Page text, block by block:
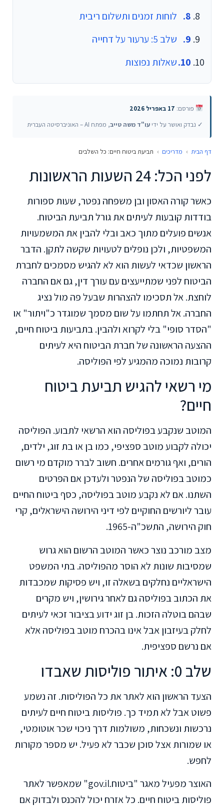
לוחות זמנים ותשלום ריבית
שלב 5: ערעור על דחייה
שאלות נפוצות
פורסם: 17 באפריל 2026
✓ נבדק ואושר על ידי עו"ד משה טייב, מפתח AI – האוניברסיטה העברית
דף הבית › מדריכים › תביעת ביטוח חיים: כל השלבים
לפני הכל: 24 השעות הראשונות
כאשר קורה האסון ובן משפחה נפטר, שעות ספורות
בודדות קובעות לעיתים את גורל תביעת הביטוח.
אנשים פועלים מתוך כאב ובלי להבין את המשמעויות
המשפטיות, ולכן נופלים לטעויות שקשה לתקן. הדבר
הראשון שכדאי לעשות הוא לא להגיש מסמכים לחברת
הביטוח לפני שמתייעצים עם עורך דין, גם אם החברה
לוחצת. אל תסכימו להצהרות שבעל פה מול נציג
החברה. אל תחתמו על שום מסמך שמוגדר כ"ויתור" או
"הסדר סופי" בלי לקרוא ולהבין. בתביעות ביטוח חיים,
ההצעה הראשונה של חברת הביטוח היא לעיתים
קרובות נמוכה מהמגיע לפי הפוליסה.
מי רשאי להגיש תביעת ביטוח
חיים?
המוטב שנקבע בפוליסה הוא הרשאי לתבוע. הפוליסה
יכולה לקבוע מוטב ספציפי, כמו בן או בת זוג, ילדים,
הורים, ואף גורמים אחרים. חשוב לברר מוקדם מי רשום
כמוטב בפוליסה של הנפטר ולעדכן אם הפרטים
השתנו. אם לא נקבע מוטב בפוליסה, כסף ביטוח החיים
עובר ליורשים החוקיים לפי דיני הירושה הישראלים, קרי
חוק הירושה, התשכ"ה-1965.
מצב מורכב נוצר כאשר המוטב הרשום הוא גרוש
שמסיבות שונות לא הוסר מהפוליסה. בתי המשפט
הישראליים נחלקים בשאלה זו, ויש פסיקות שמכבדות
את הכתוב בפוליסה גם לאחר גירושין, ויש מקרים
שבהם בוטלה הזכות. בן זוג ידוע בציבור זכאי לעיתים
לחלק בעיזבון אבל אינו בהכרח מוטב בפוליסה אלא
אם נרשם ספציפית.
שלב 0: איתור פוליסות שאבדו
הצעד הראשון הוא לאתר את כל הפוליסות. זה נשמע
פשוט אבל לא תמיד כך. פוליסות ביטוח חיים לעיתים
נרכשות ונשכחות, משולמות דרך ניכוי שכר אוטומטי,
או שמורות אצל סוכן שכבר לא פעיל. יש מספר מקורות
לחפש.
האוצר מפעיל מאגר "ביטוח.gov.il" שמאפשר לאתר
פוליסות ביטוח חיים. כל אזרח יכול להכנס ולבדוק אם